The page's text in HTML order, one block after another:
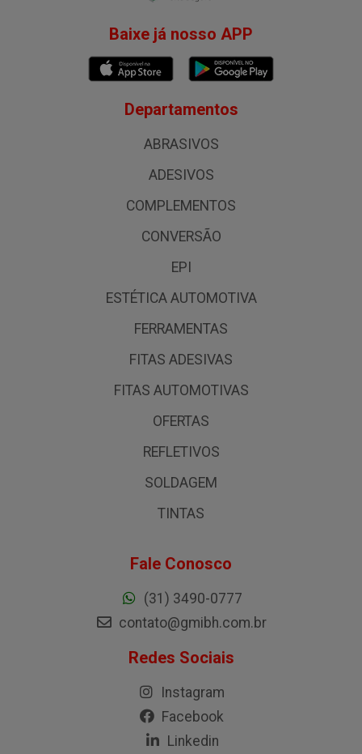
Baixe já nosso APP
Departamentos
ABRASIVOS
ADESIVOS
COMPLEMENTOS
CONVERSÃO
EPI
ESTÉTICA AUTOMOTIVA
FERRAMENTAS
FITAS ADESIVAS
FITAS AUTOMOTIVAS
OFERTAS
REFLETIVOS
SOLDAGEM
TINTAS
Fale Conosco
(31) 3490-0777
contato@gmibh.com.br
Redes Sociais
Instagram
Facebook
Linkedin